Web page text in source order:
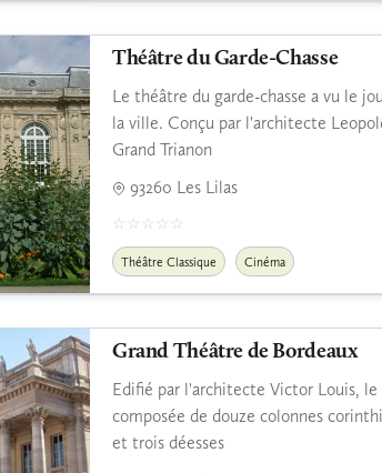
Théâtre du Garde-Chasse
Le théâtre du garde-chasse a vu le
la ville. Conçu par l'architecte
Grand Trianon
93260 Les Lilas
Théâtre Classique Cinéma
Grand Théâtre de Bordeaux
Edifié par l'architecte Victor Louis, le
composée de douze colonnes
et trois déesses